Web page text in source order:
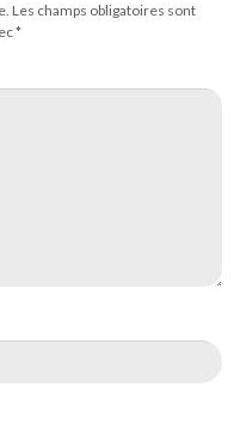
Les champs obligatoires sont
*